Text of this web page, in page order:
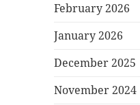
February 2026
January 2026
December 2025
November 2024